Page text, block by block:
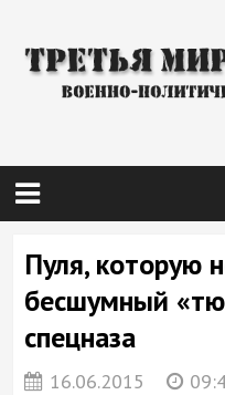
Пуля, которую
бесшумный
спецназа
16.06.2015